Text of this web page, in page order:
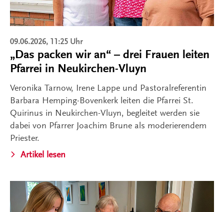
09.06.2026, 11:25 Uhr
„Das packen wir an“ – drei Frauen leiten
Pfarrei in Neukirchen-Vluyn
Veronika Tarnow, Irene Lappe und Pastoralreferentin
Barbara Hemping-Bovenkerk leiten die Pfarrei St.
Quirinus in Neukirchen-Vluyn, begleitet werden sie
dabei von Pfarrer Joachim Brune als moderierendem
Priester.
Artikel lesen